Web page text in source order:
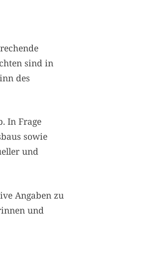
sind in
des
In Frage
sowie
und
Angaben zu
und